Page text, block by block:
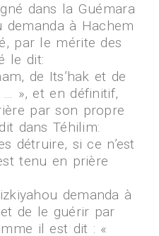
dans la Guémara
demanda à Hachem
par le mérite des
le dit:
de Its’hak et de
… », et en définitif,
par son propre
dans Téhilim:
détruire, si ce n’est
tenu en prière
demanda à
de le guérir par
il est dit : «